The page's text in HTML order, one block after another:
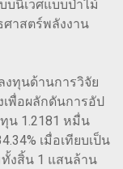
บนิเวศแบบป่าไม้
ศาสตร์พลังงาน
งทุนด้านการวิจัย
พื่อผลักดันการอัป
น 1.2181 หมื่น
เมื่อเทียบเป็น
ทั้งสิ้น 1 แสนล้าน